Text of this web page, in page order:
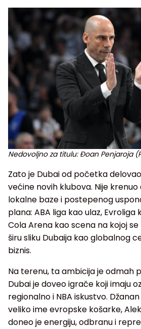
Nedovoljno za titulu: Đoan Penjaroja
Zato je Dubai od početka
većine novih klubova. Nije
lokalne baze i postepenog
plana: ABA liga kao ulaz, Evroliga
Cola Arena kao scena na kojoj
širu sliku Dubaija kao globalnog
biznis.
Na terenu, ta ambicija je odmah
Dubai je doveo igrače koji imaju
regionalno i NBA iskustvo.
veliko ime evropske košarke,
doneo je energiju, odbranu i